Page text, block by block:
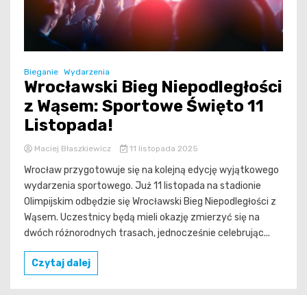
Bieganie Wydarzenia
Wrocławski Bieg Niepodległości
z Wąsem: Sportowe Święto 11
Listopada!
Maciej Błaszkiewicz 11 listopada 2025
Wrocław przygotowuje się na kolejną edycję wyjątkowego
wydarzenia sportowego. Już 11 listopada na stadionie
Olimpijskim odbędzie się Wrocławski Bieg Niepodległości z
Wąsem. Uczestnicy będą mieli okazję zmierzyć się na
dwóch różnorodnych trasach, jednocześnie celebrując...
Czytaj dalej